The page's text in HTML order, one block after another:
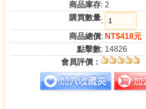
商品庫存: 2
購買數量:
商品總價: NT$418元
點擊數: 14826
會員評價：